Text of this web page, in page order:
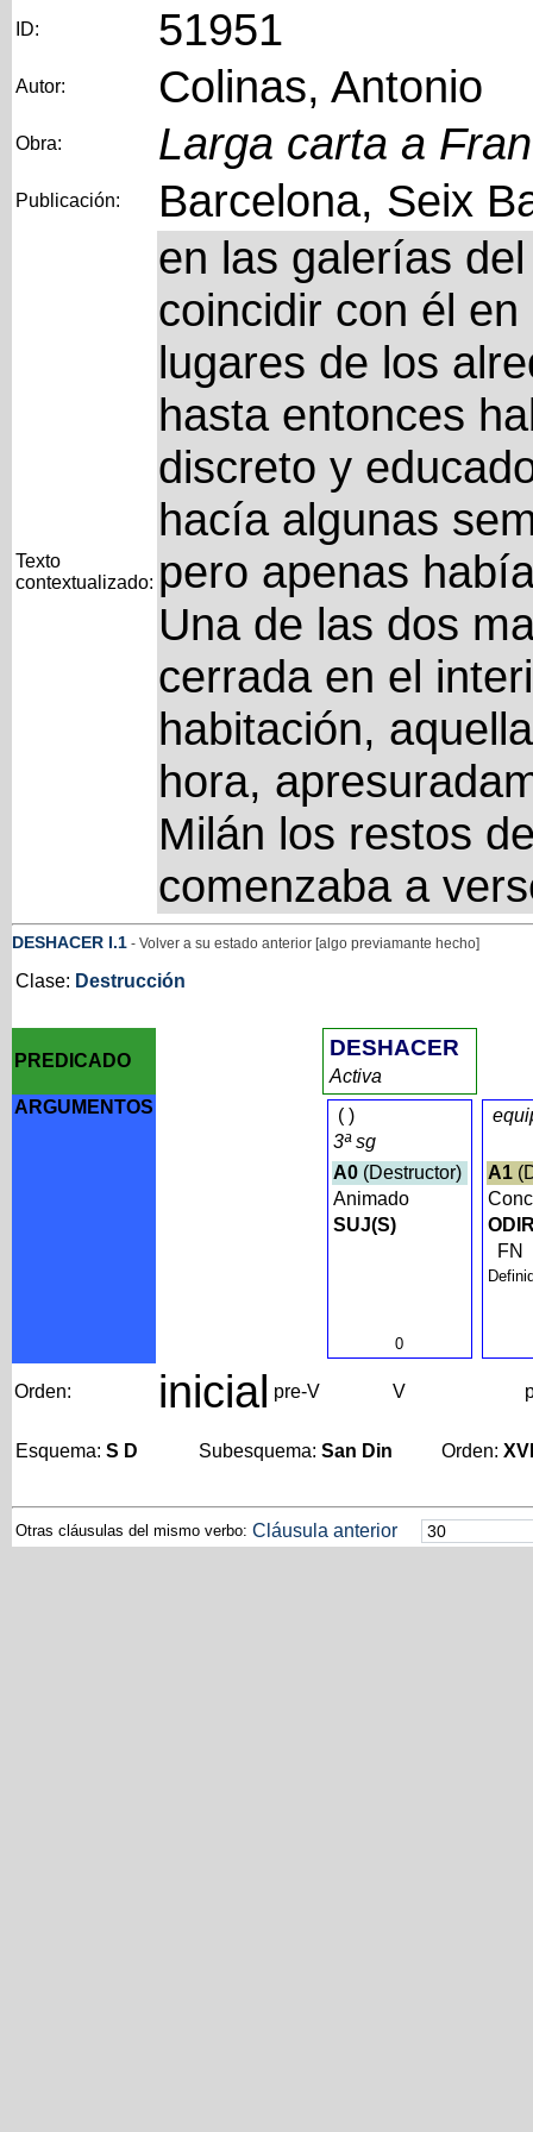
ID: 51951
Autor: Colinas, Antonio
Obra: Larga carta a
Publicación: Barcelona, Seix
Texto
contextualizado:
en las galerías
coincidir con él
lugares de los
hasta entonces
discreto y
hacía algunas
pero apenas
Una de las dos
cerrada en el
habitación,
hora,
Milán los restos
comenzaba a
DESHACER I.1- Volver a su estado anterior [algo previamante hecho]
Clase: Destrucción
PREDICADO
DESHACER
Activa
ARGUMENTOS
()
3ª sg
A0(Destructor)
Animado
SUJ(S)
0
A1
FN
Orden: inicial pre-V V
Esquema: S D Subesquema: San Din Orden:
Otras cláusulas del mismo verbo: Cláusula anterior